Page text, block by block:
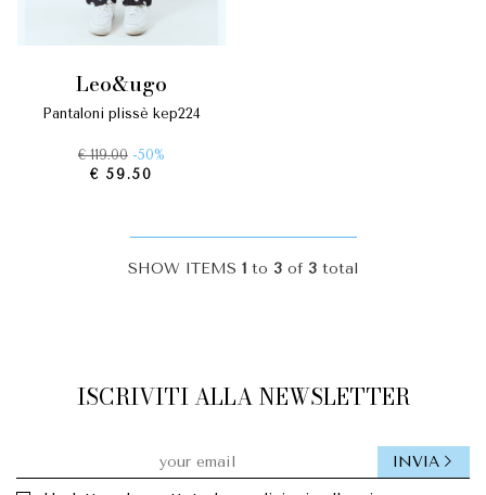
leo&ugo
pantaloni plissè kep224
€ 119.00 -50%
€ 59.50
SHOW ITEMS 1 to 3 of 3 total
ISCRIVITI ALLA NEWSLETTER
INVIA